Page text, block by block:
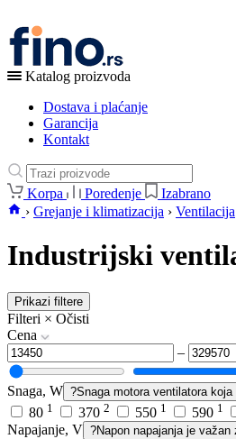
Katalog proizvoda
Dostava i plaćanje
Garancija
Kontakt
Korpa Poredenje
Izabrano
› Grejanje i klimatizacija › Ventilacija
Industrijski
Prikazi filtere
Filteri × Očisti
Cena
–
Snaga, W ?Snaga motora ventilatora
80 1 370 2 550 1 590 1
Napajanje, V ?Napon napajanja je